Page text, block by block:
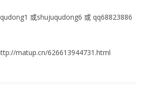
或shujuqudong6 或 qq68823886
matup.cn/626613944731.html